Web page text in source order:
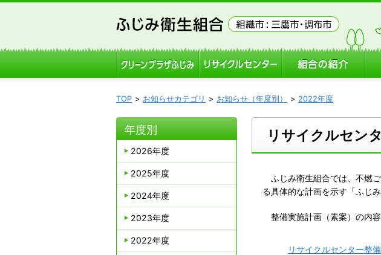
TOP お知らせカテゴリ お知らせ（年度別） 2022年度
リサイクルセン
ふじみ衛生組合では、不燃
る具体的な計画を示す「ふじ
整備実施計画（素案）の内
リサイクルセンター整
年度別
2026年度
2025年度
2024年度
2023年度
2022年度